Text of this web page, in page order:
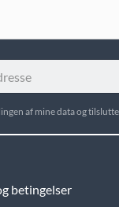
af mine data og
betingelser